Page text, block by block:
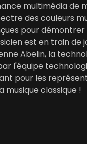
multimédia de
des couleurs
pour
est en train de
Abelin, la
l'équipe
pour les
musique classique !